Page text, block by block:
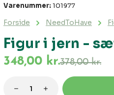
Figur i jern -
Forside NeedToHave
Varenummer: 101977
348,00 kr.378,00 kr.
Produktmængde: